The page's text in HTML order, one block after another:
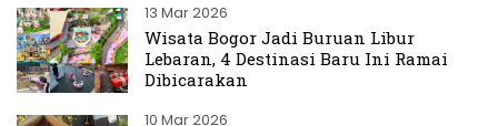
13 Mar 2026
Wisata Bogor Jadi Buruan Libur
Lebaran, 4 Destinasi Baru Ini Ramai
Dibicarakan
10 Mar 2026